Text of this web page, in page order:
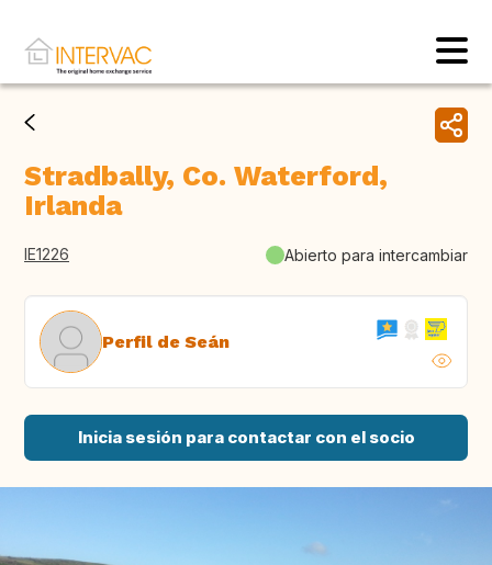
Stradbally, Co. Waterford,
Irlanda
IE1226 Abierto para intercambiar
Perfil de Seán
Inicia sesión para contactar con el socio